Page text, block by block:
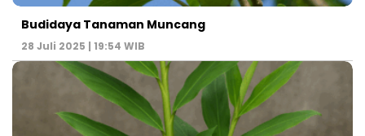
Budidaya Tanaman Muncang
28 Juli 2025 | 19:54 WIB